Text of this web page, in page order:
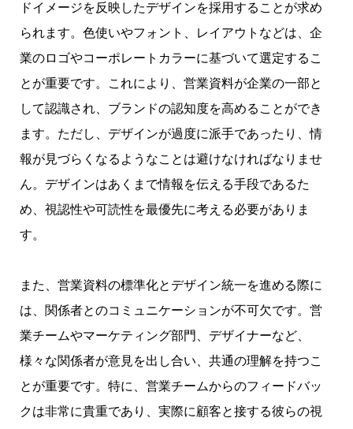
ドイメージを反映したデザインを採用することが求め
られます。色使いやフォント、レイアウトなどは、企
業のロゴやコーポレートカラーに基づいて選定するこ
とが重要です。これにより、営業資料が企業の一部と
して認識され、ブランドの認知度を高めることができ
ます。ただし、デザインが過度に派手であったり、情
報が見づらくなるようなことは避けなければなりませ
ん。デザインはあくまで情報を伝える手段であるた
め、視認性や可読性を最優先に考える必要がありま
す。
また、営業資料の標準化とデザイン統一を進める際に
は、関係者とのコミュニケーションが不可欠です。営
業チームやマーケティング部門、デザイナーなど、
様々な関係者が意見を出し合い、共通の理解を持つこ
とが重要です。特に、営業チームからのフィードバッ
クは非常に貴重であり、実際に顧客と接する彼らの視